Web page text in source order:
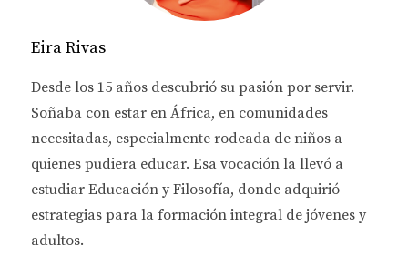
Eira Rivas
Desde los 15 años descubrió su pasión por servir.
Soñaba con estar en África, en comunidades
necesitadas, especialmente rodeada de niños a
quienes pudiera educar. Esa vocación la llevó a
estudiar Educación y Filosofía, donde adquirió
estrategias para la formación integral de jóvenes y
adultos.